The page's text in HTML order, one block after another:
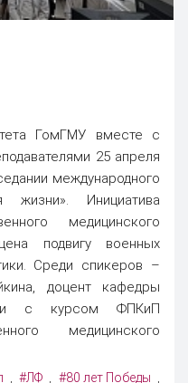
ГомГМУ вместе с
25 апреля
международного
Инициатива
медицинского
подвигу военных
Среди спикеров –
доцент кафедры
с курсом ФПКиП
медицинского
,#ЛФ , #80 лет Победы ,